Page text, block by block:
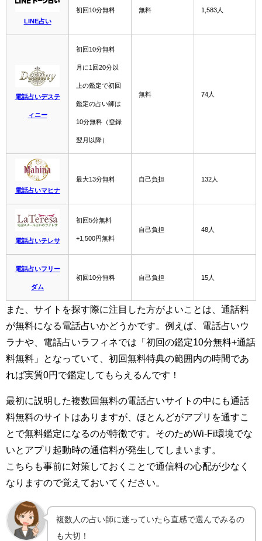
LINE占い
初回10分無料 無料 1,583人
電話占いデステ
ィニー
初回10分無料
月に1回20分以
上の鑑定で初回
鑑定の占い師は
10分無料（登録
翌月以降）
無料 74人
電話占いマヒナ
最大13分無料 自己負担 132人
電話占いテレサ
初回5分無料
+1,500円無料
自己負担 48人
電話占いフリー
ダム
初回10分無料 自己負担 15人
また、サイトを探す際に注目した方がよいことは、通話料
が無料になる電話占いかどうかです。例えば、電話占いウ
ラナや、電話占いラフィネでは「初回の鑑定10分無料+通話
料無料」となっていて、初回無料特典の範囲内の時間であ
れば実質0円で鑑定してもらえるんです！
最初に説明した複数回無料の電話占いサイトの中にも通話
料無料のサイトはありますが、ほとんどがアプリを通すこ
とで無料鑑定になるのが特徴です。そのためWi-Fi環境でな
いとアプリ起動時の通信料が発生してしまいます。
こちらも事前に対策しておくことで通信料の心配が少なく
なりますので覚えておいてください。
複数人の占い師に迷っていたら直感で選んでみるの
も大切！